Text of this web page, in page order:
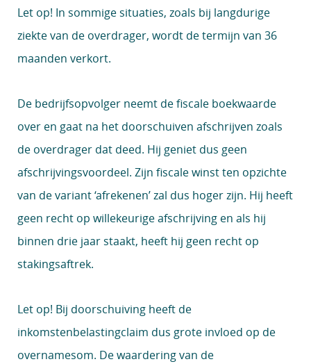
Let op! In sommige situaties, zoals bij langdurige
ziekte van de overdrager, wordt de termijn van 36
maanden verkort.
De bedrijfsopvolger neemt de fiscale boekwaarde
over en gaat na het doorschuiven afschrijven zoals
de overdrager dat deed. Hij geniet dus geen
afschrijvingsvoordeel. Zijn fiscale winst ten opzichte
van de variant ‘afrekenen’ zal dus hoger zijn. Hij heeft
geen recht op willekeurige afschrijving en als hij
binnen drie jaar staakt, heeft hij geen recht op
stakingsaftrek.
Let op! Bij doorschuiving heeft de
inkomstenbelastingclaim dus grote invloed op de
overnamesom. De waardering van de